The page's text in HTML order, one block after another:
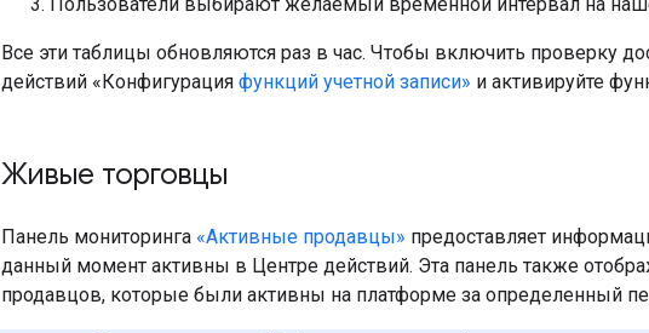
Все эти таблицы обновляются раз в час. Чтобы включить проверку
действий «Конфигурация функций учетной записи» и активируйте
Живые торговцы
Панель мониторинга «Активные продавцы» предоставляет
данный момент активны в Центре действий. Эта панель также
продавцов, которые были активны на платформе за определенный